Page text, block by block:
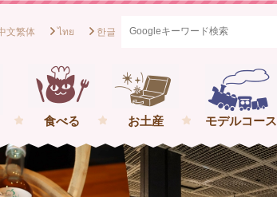
ハトーブの一番星をめぐる花巻の旅
文繁体 ไทย 한글
食べる お土産 モデルコース